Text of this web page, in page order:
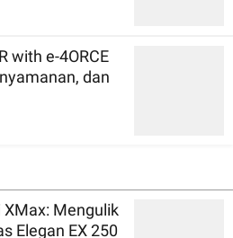
with e-4ORCE
dan
Mengulik
Elegan EX 250